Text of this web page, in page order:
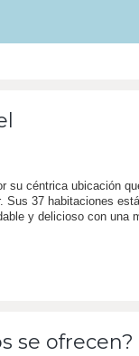
su céntrica ubicación
Sus 37 habitaciones
y delicioso con
se ofrecen?